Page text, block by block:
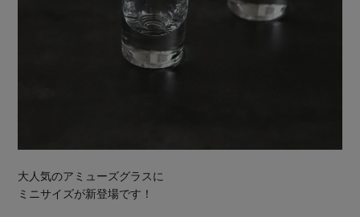
大人気のアミューズグラスに
ミニサイズが新登場です！